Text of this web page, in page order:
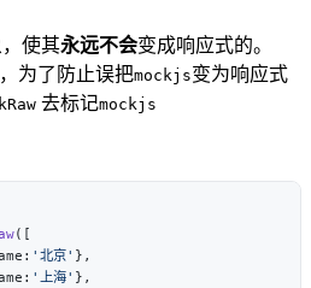
使其永远不会变成响应式的。
为了防止误把mockjs变为响应式
去标记mockjs
'北京'
'上海'